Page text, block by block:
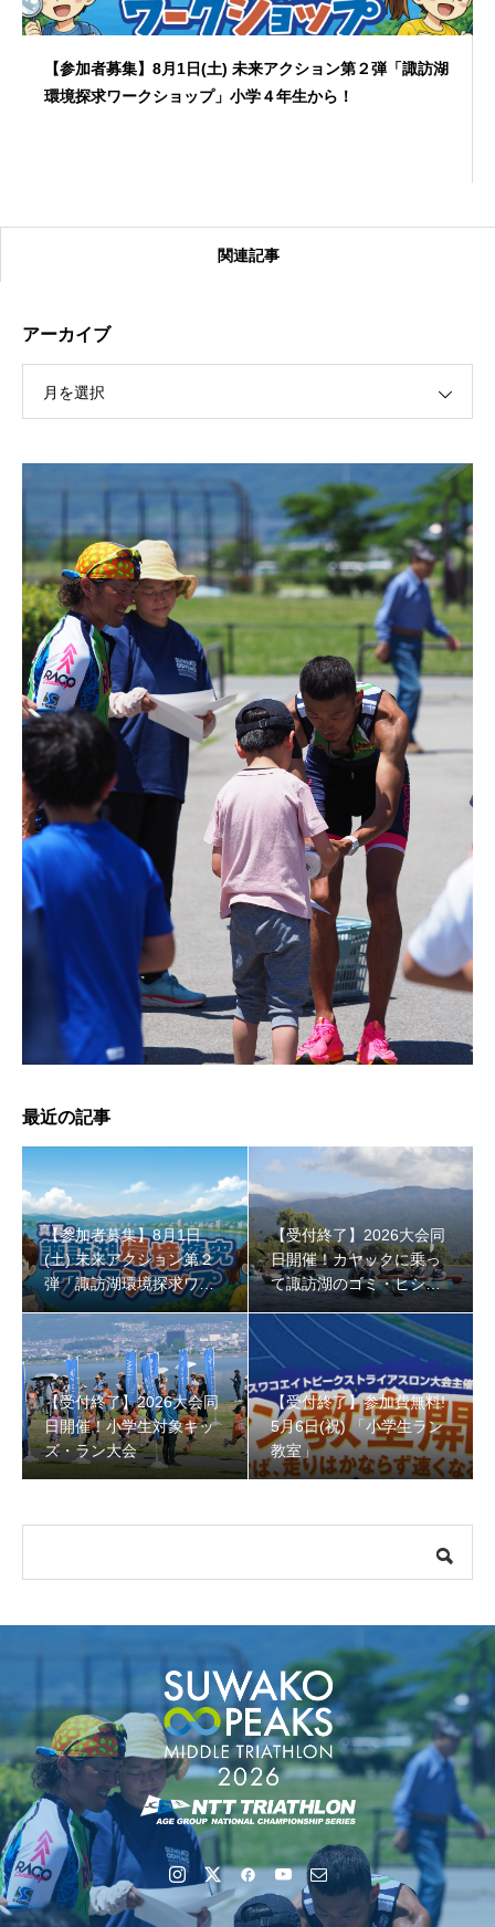
【参加者募集】8月1日(土) 未来アクション第２弾「諏訪湖
環境探求ワークショップ」小学４年生から！
【受付終了】2026大会同日開催！カヤックに乗って諏訪
【受付終了】2026大会同日開催！小学生対象キッズ・ラ
【受付終了】参加費無料! 5月6日(祝) 「小学生ラン教室」
【会議報告】諏訪地域６市町村連絡会議を開催しました
【イベント報告】Luminaオンラインガイドツアーが開催
されました
関連記事
アーカイブ
月を選択
最近の記事
【参加者募集】8月1日
(土) 未来アクション第２
弾「諏訪湖環境探求ワー
クショップ」小学４年生
から！
【受付終了】2026大会同
日開催！カヤックに乗っ
て諏訪湖のゴミ・ヒシを
回収しよう！
【受付終了】2026大会同
日開催！小学生対象キッ
ズ・ラン大会
【受付終了】参加費無料!
5月6日(祝) 「小学生ラン
教室」